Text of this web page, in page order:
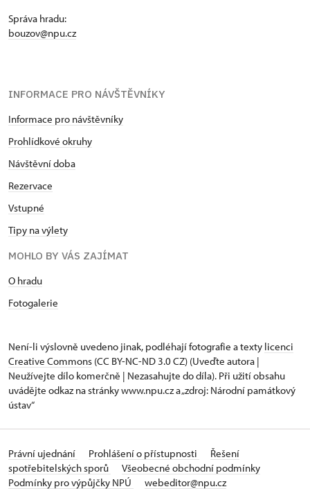
Správa hradu:
bouzov@npu.cz
INFORMACE PRO NÁVŠTĚVNÍKY
Informace pro návštěvníky
Prohlídkové okruhy
Návštěvní doba
Rezervace
Vstupné
Tipy na výlety
MOHLO BY VÁS ZAJÍMAT
O hradu
Fotogalerie
Není-li výslovně uvedeno jinak, podléhají fotografie a texty licenci
Creative Commons (CC BY-NC-ND 3.0 CZ) (Uveďte autora |
Neužívejte dílo komerčně | Nezasahujte do díla). Při užití obsahu
uvádějte odkaz na stránky www.npu.cz a „zdroj: Národní památkový
ústav“
Právní ujednání Prohlášení o přístupnosti
Řešení
spotřebitelských sporů
Všeobecné obchodní podmínky
Podmínky pro výpůjčky NPÚ
webeditor@npu.cz